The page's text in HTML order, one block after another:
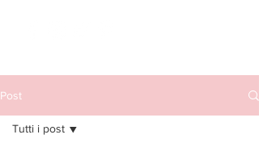
Post
Tutti i post